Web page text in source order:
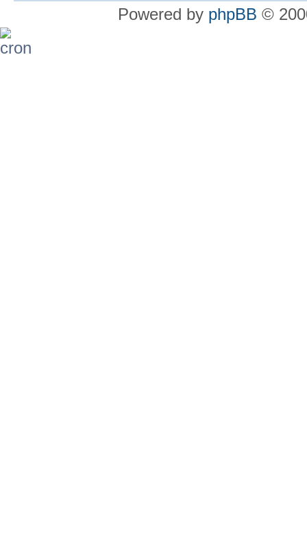
Powered by phpBB ©